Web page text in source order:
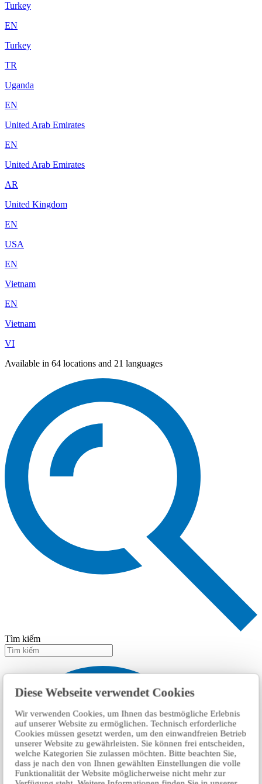
Diese Webseite verwendet Cookies
Wir verwenden Cookies, um Ihnen das bestmögliche Erlebnis
auf unserer Website zu ermöglichen. Technisch erforderliche
Cookies müssen gesetzt werden, um den einwandfreien Betrieb
unserer Website zu gewährleisten. Sie können frei entscheiden,
welche Kategorien Sie zulassen möchten. Bitte beachten Sie,
dass je nach den von Ihnen gewählten Einstellungen die volle
Funktionalität der Website möglicherweise nicht mehr zur
Turkey
EN
Turkey
TR
Uganda
EN
United Arab Emirates
EN
United Arab Emirates
AR
United Kingdom
EN
USA
EN
Vietnam
EN
Vietnam
VI
Available in 64 locations and 21 languages
Tìm kiếm